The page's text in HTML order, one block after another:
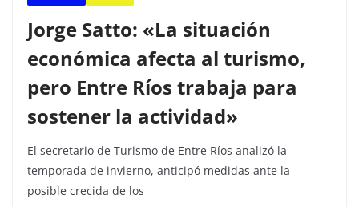
Jorge Satto: «La situación
económica afecta al turismo,
pero Entre Ríos trabaja para
sostener la actividad»
El secretario de Turismo de Entre Ríos analizó la
temporada de invierno, anticipó medidas ante la
posible crecida de los